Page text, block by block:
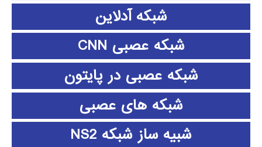
شبکه آدلاین
شبکه عصبی CNN
شبکه عصبی در پایتون
شبکه های عصبی
شبیه ساز شبکه NS2